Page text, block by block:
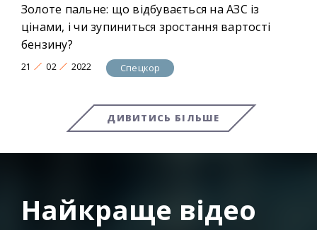
Золоте пальне: що відбувається на АЗС із
цінами, і чи зупиниться зростання вартості
бензину?
21 02 2022 Спецкор
ДИВИТИСЬ БІЛЬШЕ
Найкраще відео